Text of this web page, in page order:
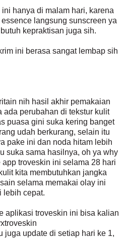
ini hanya di malam hari, karena
langsung sunscreen ya
kepraktisan juga sih.
ini berasa sangat lembap sih
nih hasil akhir pemakaian
ada perubahan di tekstur kulit
puasa gini suka kering banget
udah berkurang, selain itu
pake ini dan noda hitam lebih
suka sama hasilnya, oh ya why
troveskin ini selama 28 hari
kita membutuhkan jangka
selama memakai olay ini
lebih cepat.
aplikasi troveskin ini bisa kalian
juga update di setiap hari ke 1,